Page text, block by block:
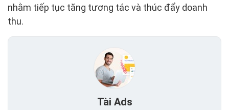
nhằm tiếp tục tăng tương tác và thúc đẩy doanh
thu.
Tài Ads